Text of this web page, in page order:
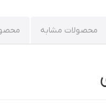
محصولات مشابه